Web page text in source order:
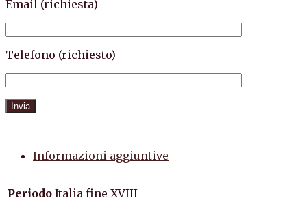
Email (richiesta)
Telefono (richiesto)
Informazioni aggiuntive
Periodo Italia fine XVIII